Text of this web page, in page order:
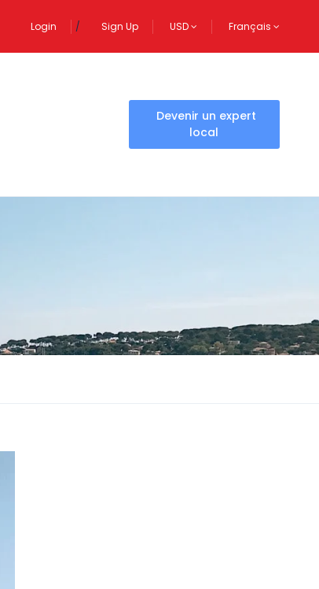
Login Sign Up USD Français
Devenir un expert
local